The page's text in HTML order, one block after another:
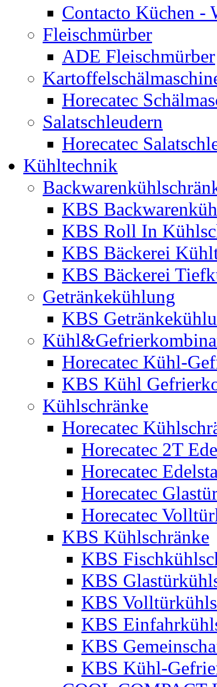
Contacto Küchen -
Fleischmürber
ADE Fleischmürber
Horecatec
Salatschleudern
Horecatec
Kühltechnik
KBS
KBS Roll In
KBS Bäckerei
KBS Bäckerei
Getränkekühlung
KBS
Horecatec Kühl-
KBS Kühl
Kühlschränke
Horecatec
Horecatec 2T
Horecatec
Horecatec
Horecatec
KBS Kühlschränke
KBS
KBS
KBS
KBS
KBS
KBS Kühl-